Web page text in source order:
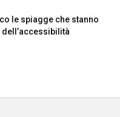
le spiagge che stanno